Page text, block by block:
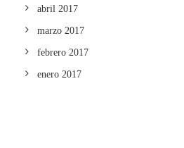
abril 2017
marzo 2017
febrero 2017
enero 2017